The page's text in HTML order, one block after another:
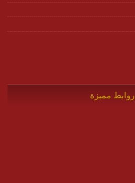
روابط مميزة